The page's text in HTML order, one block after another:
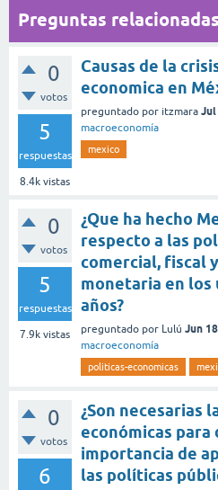
Preguntas relacionadas
0
votos
5
respuestas
8.4k vistas
Causas de la
economica en
preguntado por itzmara Jul
macroeconomía
mexico
0
votos
5
respuestas
7.9k vistas
¿Que ha hecho
respecto a las
comercial, fiscal y
monetaria en los
años?
preguntado por Lulú Jun
macroeconomía
politicas-economicas
0
votos
6
¿Son necesarias
económicas para
importancia de
las políticas